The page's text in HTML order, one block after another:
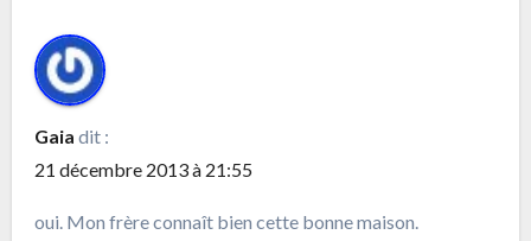
Gaia dit :
21 décembre 2013 à 21:55
oui. Mon frère connaît bien cette bonne maison.